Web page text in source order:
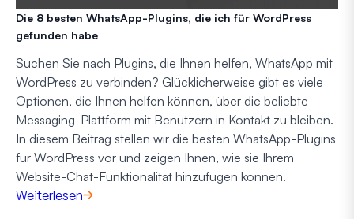
Die 8 besten WhatsApp-Plugins, die ich für WordPress
gefunden habe
Suchen Sie nach Plugins, die Ihnen helfen, WhatsApp mit
WordPress zu verbinden? Glücklicherweise gibt es viele
Optionen, die Ihnen helfen können, über die beliebte
Messaging-Plattform mit Benutzern in Kontakt zu bleiben.
In diesem Beitrag stellen wir die besten WhatsApp-Plugins
für WordPress vor und zeigen Ihnen, wie sie Ihrem
Website-Chat-Funktionalität hinzufügen können.
Weiterlesen